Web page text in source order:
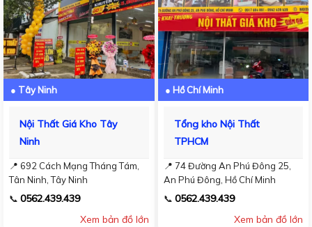
● Tây Ninh
Nội Thất Giá Kho Tây
Ninh
📍 692 Cách Mạng Tháng Tám,
Tân Ninh, Tây Ninh
📞 0562.439.439
Xem bản đồ lớn
● Hồ Chí Minh
Tổng kho Nội Thất
TPHCM
📍 74 Đường An Phú Đông 25,
An Phú Đông, Hồ Chí Minh
📞 0562.439.439
Xem bản đồ lớn